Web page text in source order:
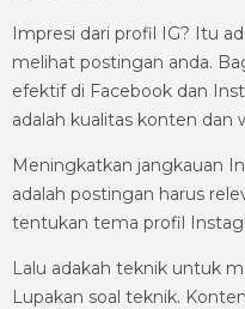
Impresi dari profil IG? Itu
melihat postingan anda.
efektif di Facebook dan
adalah kualitas konten dan
Meningkatkan jangkauan
adalah postingan harus
tentukan tema profil
Lalu adakah teknik untuk
Lupakan soal teknik.